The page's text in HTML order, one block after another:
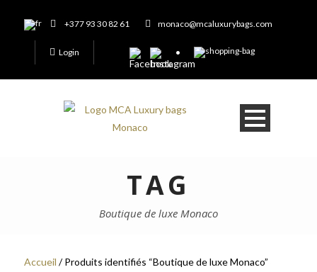
+377 93 30 82 61 monaco@mcaluxurybags.com
Login
TAG
Boutique de luxe Monaco
Accueil / Produits identifiés “Boutique de luxe Monaco”